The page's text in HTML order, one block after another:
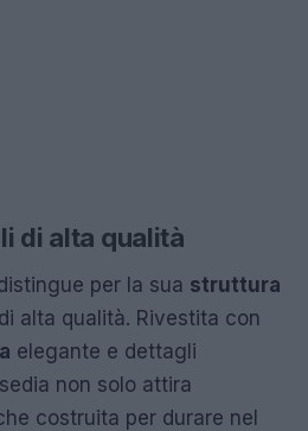
di alta qualità
per la sua struttura
alta qualità. Rivestita con
elegante e dettagli
non solo attira
costruita per durare nel